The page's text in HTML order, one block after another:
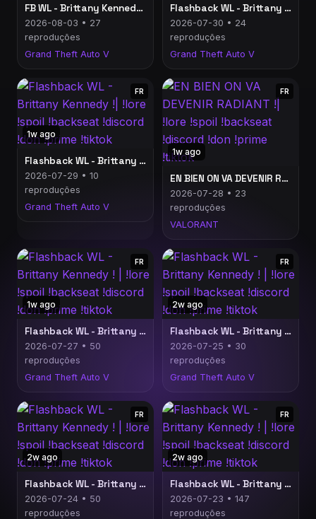
FB WL - Brittany Kennedy | !lore !spoil !backseat !discord !don !prime !tiktok
2026-08-03 • 27
reproduções
Grand Theft Auto V
Flashback WL - Brittany Kennedy !| !lore !spoil !backseat !discord !don !prime !tiktok
2026-07-30 • 24
reproduções
Grand Theft Auto V
1w ago
FR
Flashback WL - Brittany Kennedy !| !lore !spoil !backseat !discord !don !prime !tiktok
2026-07-29 • 10
reproduções
Grand Theft Auto V
1w ago
FR
EN BIEN ON VA DEVENIR RADIANT !| !lore !spoil !backseat !discord !don !prime !tiktok
2026-07-28 • 23
reproduções
VALORANT
1w ago
FR
Flashback WL - Brittany Kennedy ! | !lore !spoil !backseat !discord !don !prime !tiktok
2026-07-27 • 50
reproduções
Grand Theft Auto V
2w ago
FR
Flashback WL - Brittany Kennedy ! | !lore !spoil !backseat !discord !don !prime !tiktok
2026-07-25 • 30
reproduções
Grand Theft Auto V
2w ago
FR
Flashback WL - Brittany Kennedy ! | !lore !spoil !backseat !discord !don !prime !tiktok
2026-07-24 • 50
reproduções
2w ago
FR
Flashback WL - Brittany Kennedy ! | !lore !spoil !backseat !discord !don !prime !tiktok
2026-07-23 • 147
reproduções